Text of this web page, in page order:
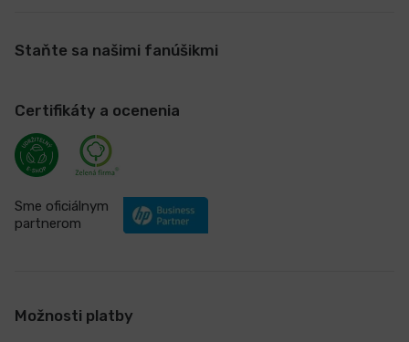
Staňte sa našimi fanúšikmi
Certifikáty a ocenenia
Sme oficiálnym
partnerom
Možnosti platby